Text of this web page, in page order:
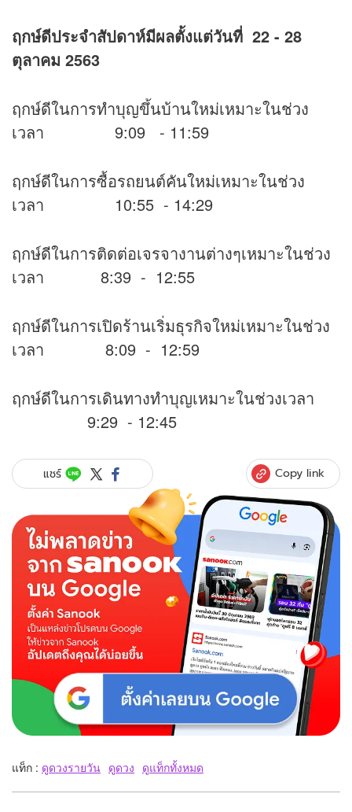
ฤกษ์ดีประจำสัปดาห์มีผลตั้งแต่วันที่ 22 - 28
ตุลาคม 2563
ฤกษ์ดีในการทำบุญขึ้นบ้านใหม่เหมาะในช่วง
เวลา 9:09 - 11:59
ฤกษ์ดีในการซื้อรถยนต์คันใหม่เหมาะในช่วง
เวลา 10:55 - 14:29
ฤกษ์ดีในการติดต่อเจรจางานต่างๆเหมาะในช่วง
เวลา 8:39 - 12:55
ฤกษ์ดีในการเปิดร้านเริ่มธุรกิจใหม่เหมาะในช่วง
เวลา 8:09 - 12:59
ฤกษ์ดีในการเดินทางทำบุญเหมาะในช่วงเวลา
9:29 - 12:45
แชร์ Copy link
แท็ก : ดูดวงรายวัน ดูดวง ดูแท็กทั้งหมด